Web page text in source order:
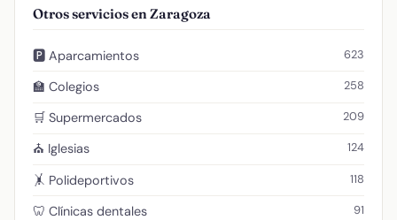
Otros servicios en Zaragoza
🅿️ Aparcamientos 623
🏫 Colegios 258
🛒 Supermercados 209
⛪ Iglesias 124
🤸 Polideportivos 118
🦷 Clínicas dentales 91